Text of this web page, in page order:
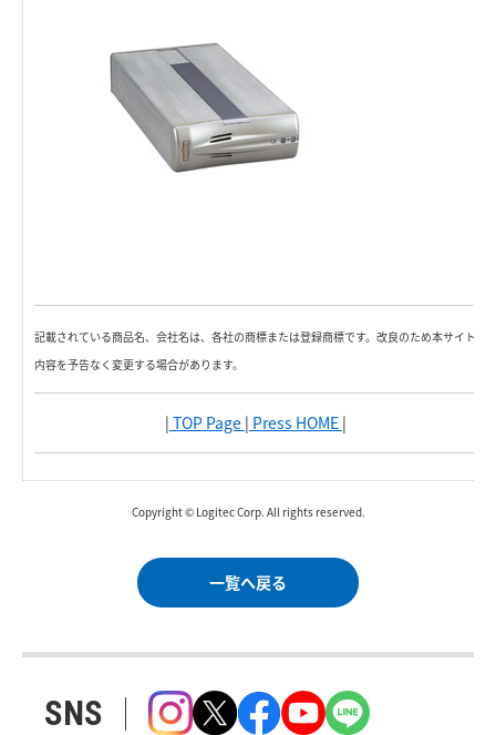
記載されている商品名、会社名は、各社の商標または登録商標です。改良のため本サイト
内容を予告なく変更する場合があります。
| TOP Page | Press HOME |
Copyright © Logitec Corp. All rights reserved.
一覧へ戻る
SNS